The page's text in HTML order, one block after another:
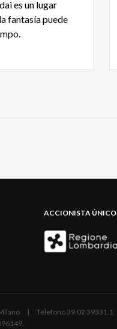
es un lugar
fantasía puede
ACCIONISTA ÚNICO
Milano | Telefono 39.02